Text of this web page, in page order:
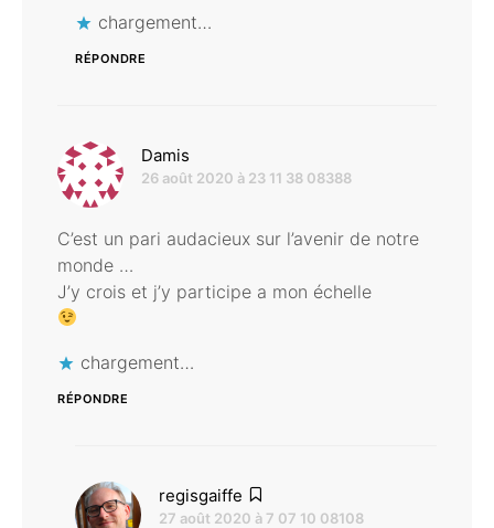
chargement…
RÉPONDRE
Damis
26 août 2020 à 23 11 38 08388
C’est un pari audacieux sur l’avenir de notre
monde …
J’y crois et j’y participe a mon échelle
chargement…
RÉPONDRE
regisgaiffe
27 août 2020 à 7 07 10 08108